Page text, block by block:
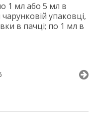
1 мл або 5 мл в
упаковці,
в пачці; по 1 мл в